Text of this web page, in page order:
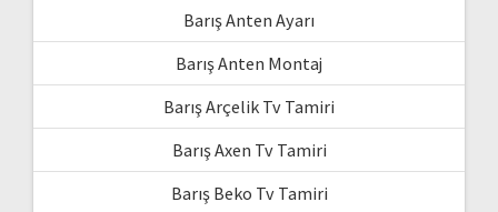
Barış Anten Ayarı
Barış Anten Montaj
Barış Arçelik Tv Tamiri
Barış Axen Tv Tamiri
Barış Beko Tv Tamiri